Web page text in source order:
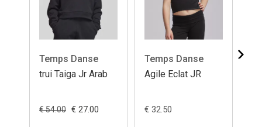
Temps Danse
trui Taiga Jr Arab
€ 54.00 € 27.00
Temps Danse
Agile Eclat JR
€ 32.50